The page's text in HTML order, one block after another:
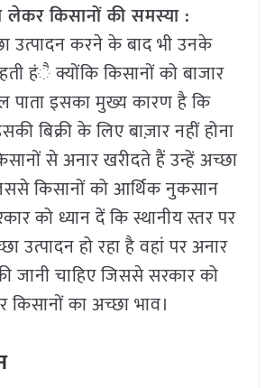
लेकर किसानों की समस्या :
उत्पादन करने के बाद भी उनके
हंै क्योंकि किसानों को बाजार
पाता इसका मुख्य कारण है कि
बिक्री के लिए बाज़ार नहीं होना
से अनार खरीदते हैं उन्हें अच्छा
किसानों को आर्थिक नुकसान
को ध्यान दें कि स्थानीय स्तर पर
उत्पादन हो रहा है वहां पर अनार
जानी चाहिए जिससे सरकार को
का अच्छा भाव।